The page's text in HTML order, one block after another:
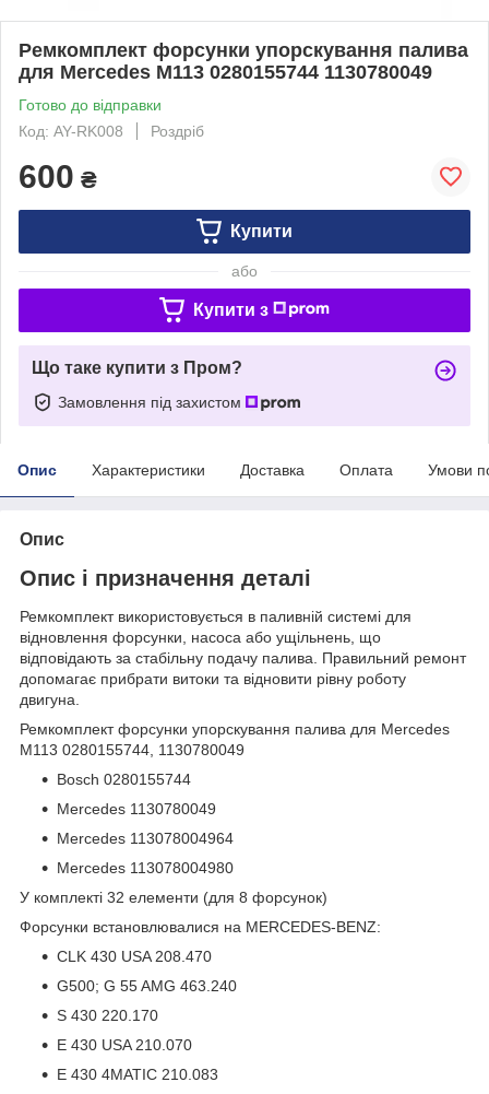
Ремкомплект форсунки упорскування палива
для Mercedes M113 0280155744 1130780049
Готово до відправки
Код: AY-RK008
Роздріб
600 ₴
Купити
або
Купити з
Що таке купити з Пром?
Замовлення під захистом
Опис Характеристики Доставка Оплата Умови
Опис
Опис і призначення деталі
Ремкомплект використовується в паливній системі для
відновлення форсунки, насоса або ущільнень, що
відповідають за стабільну подачу палива. Правильний ремонт
допомагає прибрати витоки та відновити рівну роботу
двигуна.
Ремкомплект форсунки упорскування палива для Mercedes
M113 0280155744, 1130780049
Bosch 0280155744
Mercedes 1130780049
Mercedes 113078004964
Mercedes 113078004980
У комплекті 32 елементи (для 8 форсунок)
Форсунки встановлювалися на MERCEDES-BENZ:
CLK 430 USA 208.470
G500; G 55 AMG 463.240
S 430 220.170
E 430 USA 210.070
E 430 4MATIC 210.083